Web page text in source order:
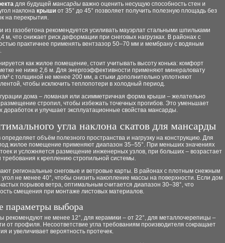
для будущей мансарды важно оценить несущую способность стен и
наклона крыши от 35° до 45° позволяет получить полезную площадь без
на перекрытия.
из газобетона рекомендуется усиливать мауэрлат стальными шпильками
м, что снижает риск деформации при снеговых нагрузках. В районах с
практичнее применять вентзазор 50–70 мм и мембрану с водяным
как жилое помещение, стоит учитывать высоту конька: комфорт
не ниже 2,6 м. Для энергоэффективности применяют минераловату
м³ с толщиной не менее 200 мм, а стыки дополнительно уплотняют
чтобы исключить теплопотери в холодный период.
дома – ломаная или асимметричная форма крыши – желательно
стропил, чтобы избежать точечных прогибов. Это уменьшает
и улучшает эксплуатационные свойства мансарды.
угла наклона скатов для мансарды
определяет объём полезного пространства и нагрузку на конструкцию. Для
жилое помещение применяют диапазон 35–55°. При меньших значениях
и усложняется размещение инженерных узлов, при больших – возрастает
к креплению стропильной системы.
региональные снеговые и ветровые карты. В районах с плотным снежным
не менее 40°, чтобы снизить накопление массы на поверхности. Если дом
порывов ветра, оптимальным считается диапазон 30–38°, что
смещения при монтаже листовых материалов.
параметры выбора
рекомендуют не менее 12°, для керамики – от 22°, для металлочерепицы –
от профиля. Несоответствие угла требованиям производителя сокращает
и увеличивает вероятность протечек.